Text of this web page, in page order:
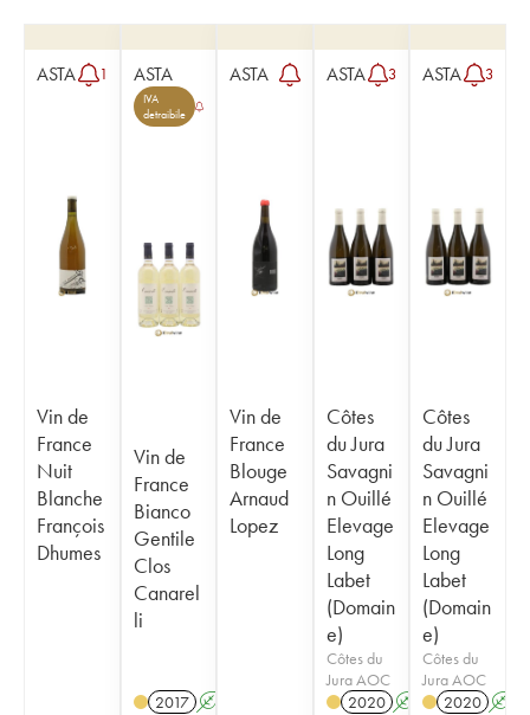
ASTA 1
Vin de
France
Nuit
Blanche
François
Dhumes
ASTA
IVA
detraibile
Vin de
France
Bianco
Gentile
Clos
Canarel
li
2017 A
ASTA
Vin de
France
Blouge
Arnaud
Lopez
ASTA 3
Côtes
du Jura
Savagni
n Ouillé
Elevage
Long
Labet
(Domain
e)
Côtes du
Jura AOC
2020 A
ASTA 3
Côtes
du Jura
Savagni
n Ouillé
Elevage
Long
Labet
(Domain
e)
Côtes du
Jura AOC
2020 A